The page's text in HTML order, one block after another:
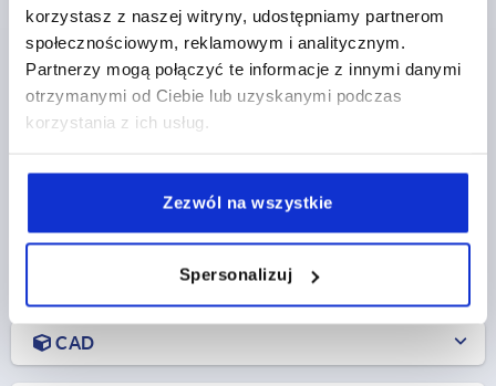
korzystasz z naszej witryny, udostępniamy partnerom
społecznościowym, reklamowym i analitycznym.
Partnerzy mogą połączyć te informacje z innymi danymi
otrzymanymi od Ciebie lub uzyskanymi podczas
korzystania z ich usług.
Zezwól na wszystkie
Spersonalizuj
ROZSTAW OTWORÓW=198
OTWÓR MONTAŻOWY=8,8
DŁUGOŚĆ=236
NOŚNOŚĆ N =1000 FORMA=B
B=100
H=80
Nr zamówienia:K0244.198081
plus VAT
SZCZEGÓŁY
SZCZEGÓŁY PRODUKTU
CAD